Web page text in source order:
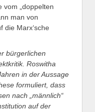
vom „doppelten
man von
die Marx‘sche
bürgerlichen
Roswitha
in der Aussage
formuliert, dass
nach „männlich“
auf der